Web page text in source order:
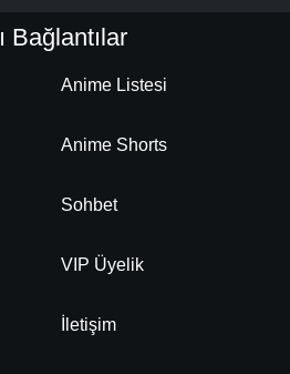
Bağlantılar
Anime Listesi
Anime Shorts
Sohbet
VIP Üyelik
İletişim